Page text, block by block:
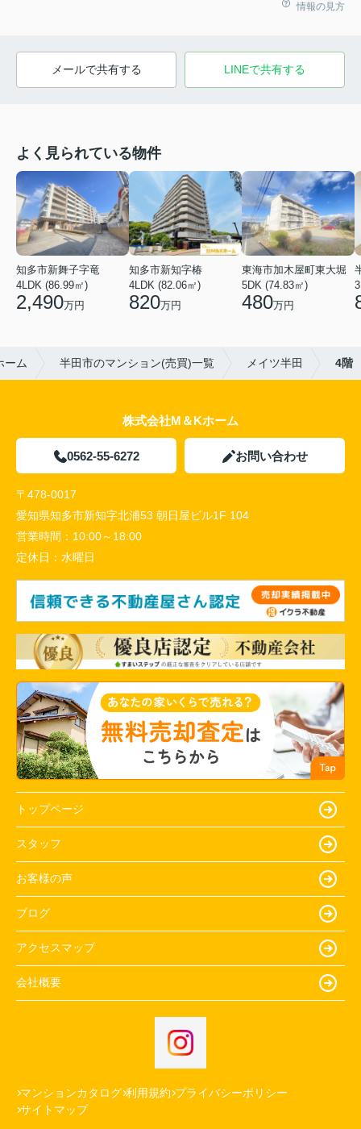
情報の見方
メールで共有する LINEで共有する
よく見られている物件
知多市新舞子字竜
4LDK (86.99㎡)
2,490万円
知多市新知字椿
4LDK (82.06㎡)
820万円
東海市加木屋町東大堀
5DK (74.83㎡)
480万円
ーム 半田市のマンション(売買)一覧 メイツ半田 4階
株式会社M＆Kホーム
0562-55-6272 お問い合わせ
〒478-0017
愛知県知多市新知字北浦53 朝日屋ビル1F 104
営業時間： 10:00～18:00
定休日： 水曜日
トップページ
スタッフ
お客様の声
ブログ
アクセスマップ
会社概要
マンションカタログ 利用規約 プライバシーポリシー
サイトマップ